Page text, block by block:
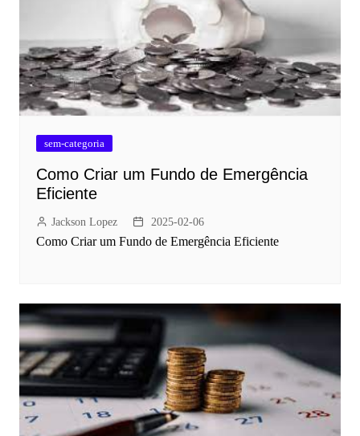
sem-categoria
Como Criar um Fundo de Emergência
Eficiente
Jackson Lopez 2025-02-06
Como Criar um Fundo de Emergência Eficiente